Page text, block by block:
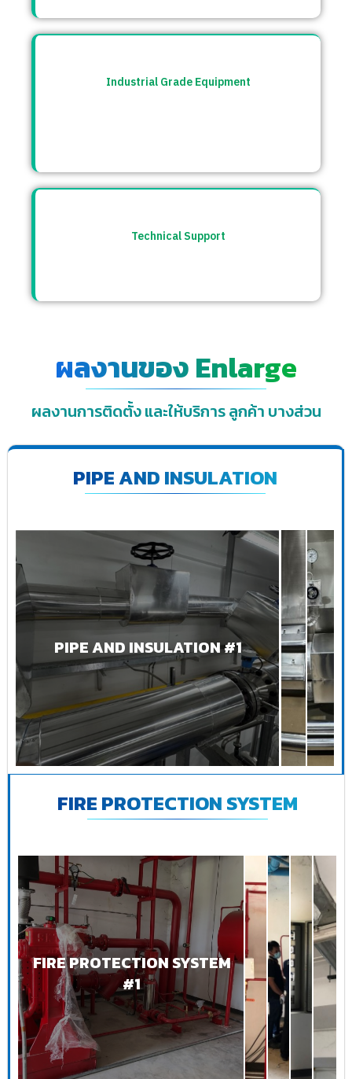
Industrial Grade Equipment
Technical Support
ผลงานของ Enlarge
ผลงานการติดตั้ง และให้บริการ ลูกค้า บางส่วน
PIPE AND INSULATION
PIPE AND INSULATION #1
FIRE PROTECTION SYSTEM
FIRE PROTECTION SYSTEM
#1